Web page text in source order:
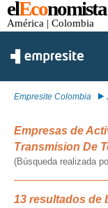
elEconomista
América | Colombia
Empresite Colombia
Empresas de
Transmision De
(Búsqueda realizada
13 resultados de